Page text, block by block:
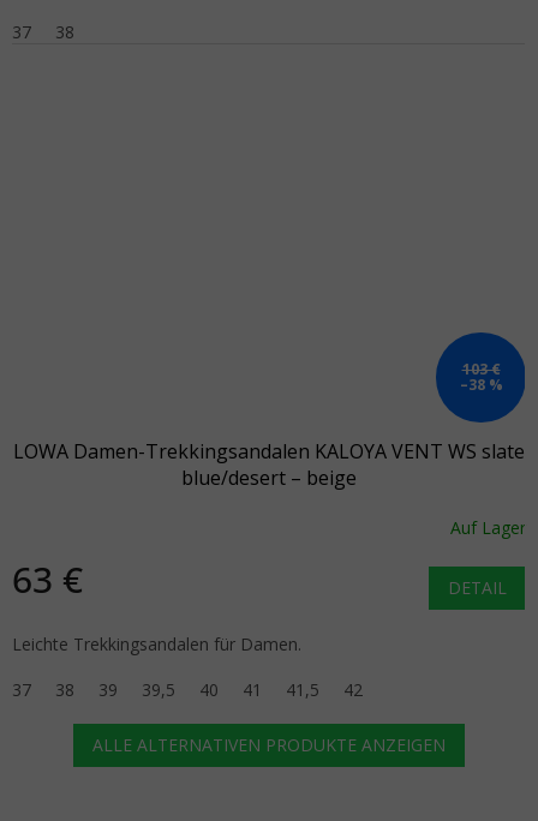
37
38
103 €
–38 %
LOWA Damen-Trekkingsandalen KALOYA VENT WS slate
blue/desert – beige
Auf Lager
63 € DETAIL
Leichte Trekkingsandalen für Damen.
37
38 39 39,5 40 41 41,5 42
ALLE ALTERNATIVEN PRODUKTE ANZEIGEN